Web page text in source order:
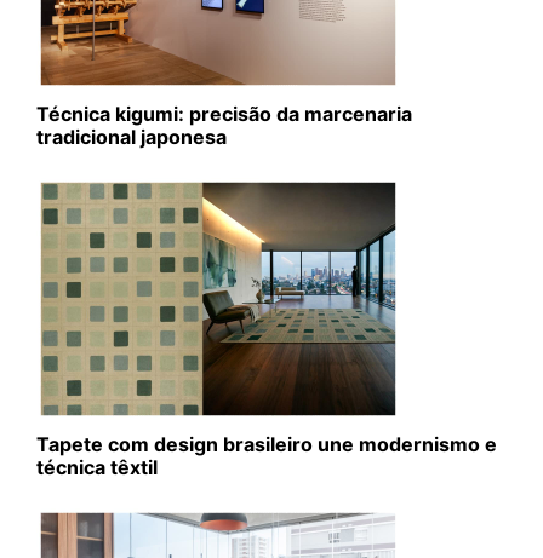
Técnica kigumi: precisão da marcenaria
tradicional japonesa
Tapete com design brasileiro une modernismo e
técnica têxtil